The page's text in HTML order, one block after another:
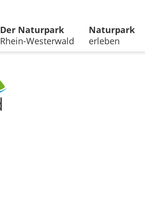
Der Naturpark
Rhein-Westerwald
Naturpark
erleben